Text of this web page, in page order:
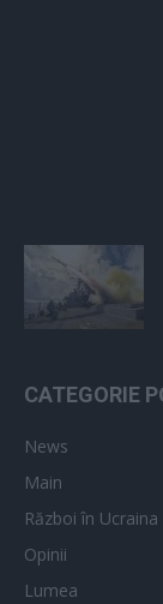
CATEGORIE
News
Main
Război în Ucraina
Opinii
Lumea